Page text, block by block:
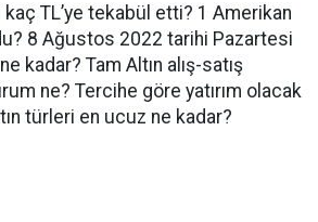
kaç TL’ye tekabül etti? 1 Amerikan
8 Ağustos 2022 tarihi Pazartesi
kadar? Tam Altın alış-satış
ne? Tercihe göre yatırım olacak
türleri en ucuz ne kadar?